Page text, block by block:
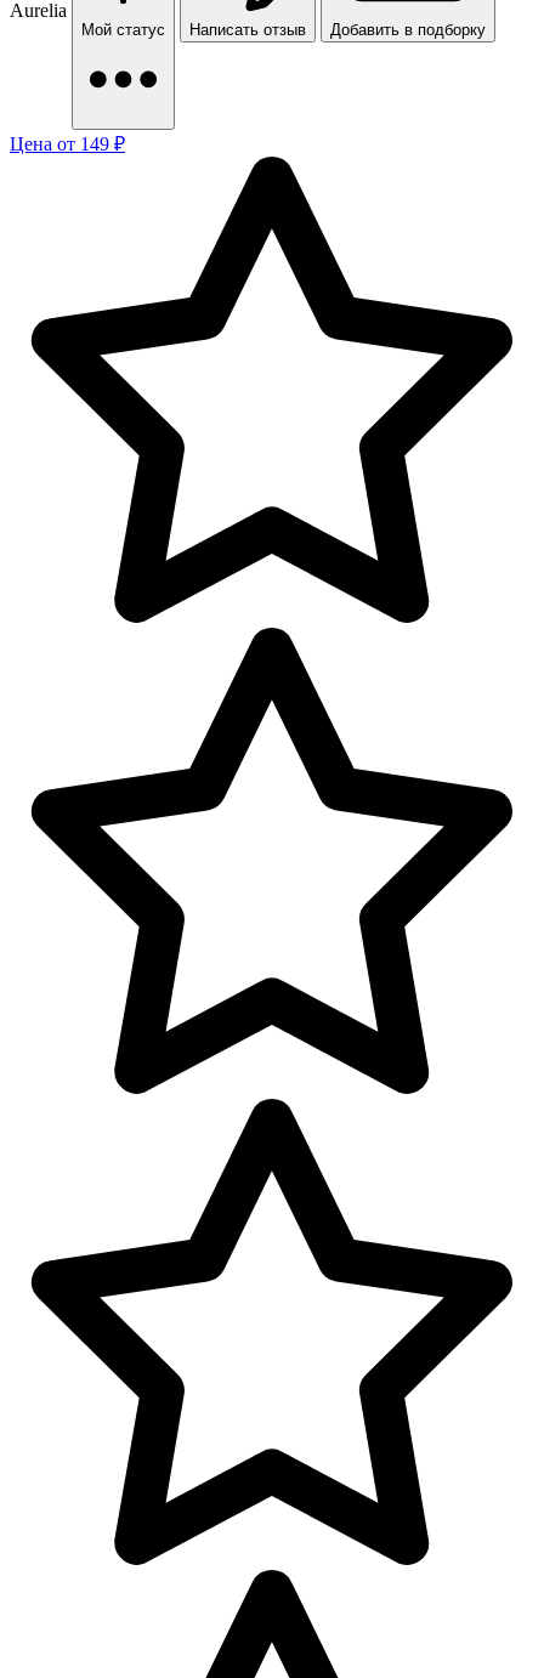
Aurelia
Мой статус Написать отзыв Добавить в подборку
Цена от 149 ₽